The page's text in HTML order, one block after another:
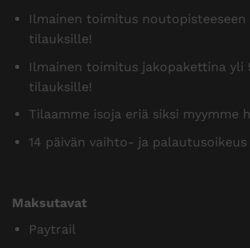
Ilmainen toimitus noutopisteeseen
tilauksille!
Ilmainen toimitus jakopakettina yli
tilauksille!
Tilaamme isoja eriä siksi myymme
14 päivän vaihto- ja
Maksutavat
Paytrail